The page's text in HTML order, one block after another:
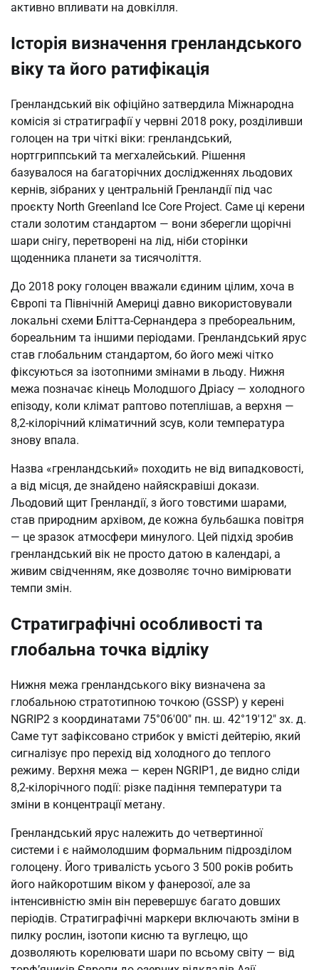
активно впливати на довкілля.
Історія визначення гренландського
віку та його ратифікація
Гренландський вік офіційно затвердила Міжнародна
комісія зі стратиграфії у червні 2018 року, розділивши
голоцен на три чіткі віки: гренландський,
нортгриппський та мегхалейський. Рішення
базувалося на багаторічних дослідженнях льодових
кернів, зібраних у центральній Гренландії під час
проєкту North Greenland Ice Core Project. Саме ці керени
стали золотим стандартом — вони зберегли щорічні
шари снігу, перетворені на лід, ніби сторінки
щоденника планети за тисячоліття.
До 2018 року голоцен вважали єдиним цілим, хоча в
Європі та Північній Америці давно використовували
локальні схеми Блітта-Сернандера з пребореальним,
бореальним та іншими періодами. Гренландський ярус
став глобальним стандартом, бо його межі чітко
фіксуються за ізотопними змінами в льоду. Нижня
межа позначає кінець Молодшого Дріасу — холодного
епізоду, коли клімат раптово потеплішав, а верхня —
8,2-кілорічний кліматичний зсув, коли температура
знову впала.
Назва «гренландський» походить не від випадковості,
а від місця, де знайдено найяскравіші докази.
Льодовий щит Гренландії, з його товстими шарами,
став природним архівом, де кожна бульбашка повітря
— це зразок атмосфери минулого. Цей підхід зробив
гренландський вік не просто датою в календарі, а
живим свідченням, яке дозволяє точно вимірювати
темпи змін.
Стратиграфічні особливості та
глобальна точка відліку
Нижня межа гренландського віку визначена за
глобальною стратотипною точкою (GSSP) у керені
NGRIP2 з координатами 75°06′00″ пн. ш. 42°19′12″ зх. д.
Саме тут зафіксовано стрибок у вмісті дейтерію, який
сигналізує про перехід від холодного до теплого
режиму. Верхня межа — керен NGRIP1, де видно сліди
8,2-кілорічного події: різке падіння температури та
зміни в концентрації метану.
Гренландський ярус належить до четвертинної
системи і є наймолодшим формальним підрозділом
голоцену. Його тривалість усього 3 500 років робить
його найкоротшим віком у фанерозої, але за
інтенсивністю змін він перевершує багато довших
періодів. Стратиграфічні маркери включають зміни в
пилку рослин, ізотопи кисню та вуглецю, що
дозволяють корелювати шари по всьому світу — від